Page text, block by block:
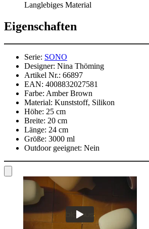
Langlebiges Material
Eigenschaften
Serie: SONO
Designer: Nina Thöming
Artikel Nr.: 66897
EAN: 4008832027581
Farbe: Amber Brown
Material: Kunststoff, Silikon
Höhe: 25 cm
Breite: 20 cm
Länge: 24 cm
Größe: 3000 ml
Outdoor geeignet: Nein